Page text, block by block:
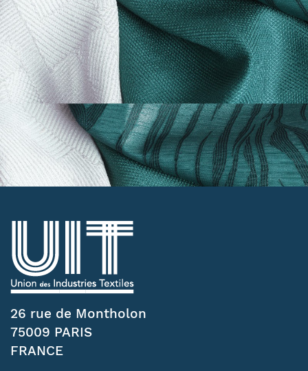
26 rue de Montholon
75009 PARIS
FRANCE